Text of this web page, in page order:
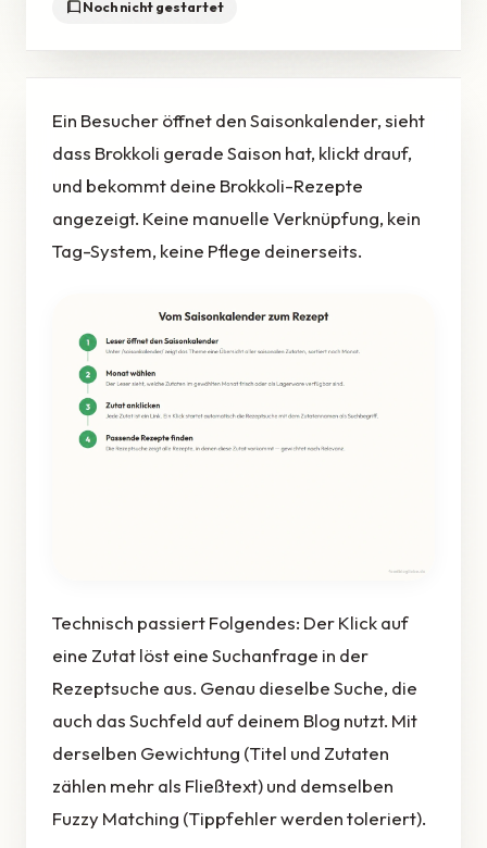
Noch nicht gestartet
Ein Besucher öffnet den Saisonkalender, sieht
dass Brokkoli gerade Saison hat, klickt drauf,
und bekommt deine Brokkoli-Rezepte
angezeigt. Keine manuelle Verknüpfung, kein
Tag-System, keine Pflege deinerseits.
Technisch passiert Folgendes: Der Klick auf
eine Zutat löst eine Suchanfrage in der
Rezeptsuche aus. Genau dieselbe Suche, die
auch das Suchfeld auf deinem Blog nutzt. Mit
derselben Gewichtung (Titel und Zutaten
zählen mehr als Fließtext) und demselben
Fuzzy Matching (Tippfehler werden toleriert).